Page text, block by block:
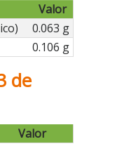
Valor
0.063 g
0.106 g
de
Valor